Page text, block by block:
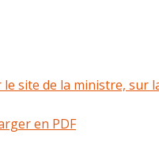
site de la ministre, sur
en PDF